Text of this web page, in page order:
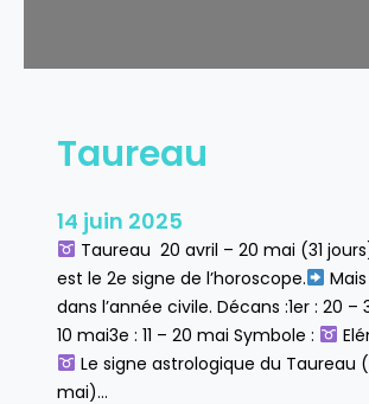
Taureau
14 juin 2025
Taureau 20 avril – 20 mai (31
est le 2e signe de l’horoscope.
dans l’année civile. Décans :1er : 20 –
10 mai3e : 11 – 20 mai Symbole :
Le signe astrologique du Taureau
mai)…